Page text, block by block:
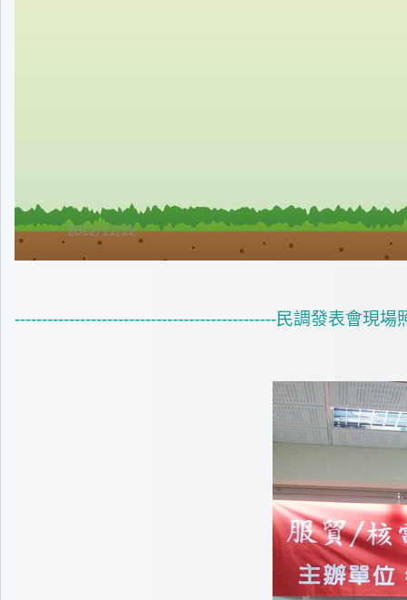
------------------------------------------------民調發表會現場